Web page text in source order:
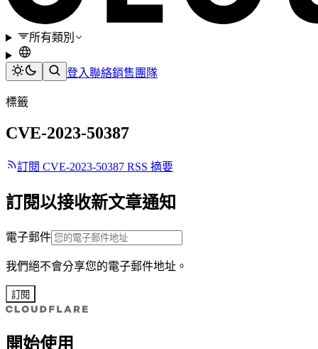
所有類別
登入聯絡銷售團隊
標籤
CVE-2023-50387
訂閱 CVE-2023-50387 RSS 摘要
訂閱以接收新文章通知
電子郵件
我們絕不會分享您的電子郵件地址。
訂閱
開始使用